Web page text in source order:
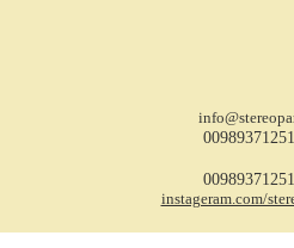
instageram.com/